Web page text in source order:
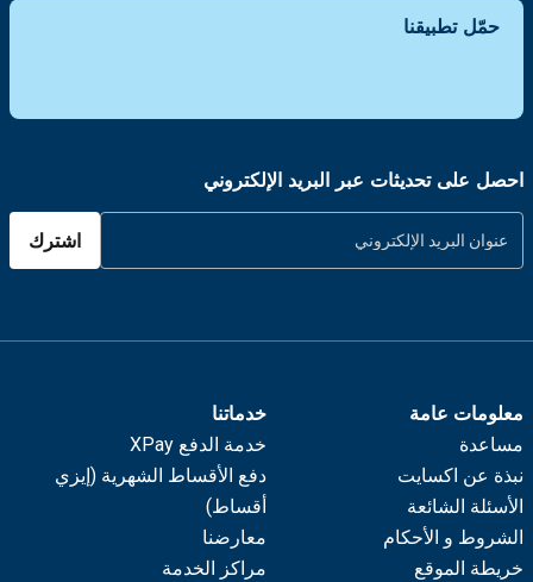
حمّل تطبيقنا
احصل على تحديثات عبر البريد الإلكتروني
اشترك
معلومات عامة
مساعدة
نبذة عن اكسايت
الأسئلة الشائعة
الشروط و الأحكام
خريطة الموقع
خدماتنا
خدمة الدفع XPay
دفع الأقساط الشهرية (إيزي
أقساط)
معارضنا
مراكز الخدمة